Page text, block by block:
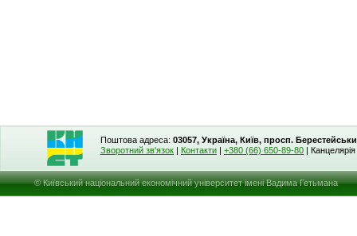
Поштова адреса: 03057, Україна, Київ, просп.
Зворотний зв'язок | Контакти | +380 (66) 650-89-80 | Канцелярія
© Київський національний економічний університет імені Вадима Гетьмана